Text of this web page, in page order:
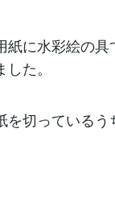
紙に水彩絵の
た。
を切っているう